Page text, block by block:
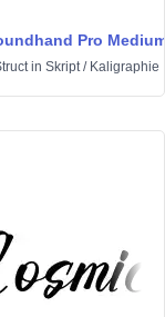
Pro
in Skript/ Kaligraphie